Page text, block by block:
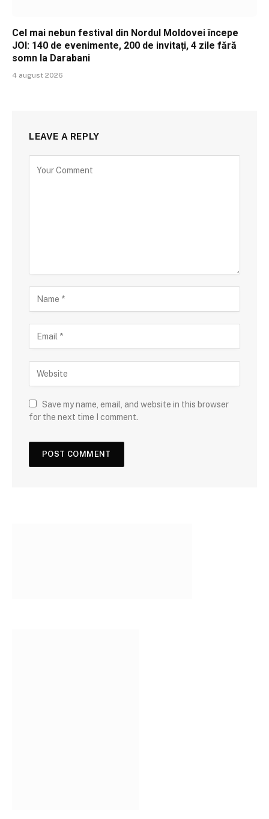
Cel mai nebun festival din Nordul Moldovei începe
JOI: 140 de evenimente, 200 de invitați, 4 zile fără
somn la Darabani
4 august 2026
LEAVE A REPLY
Save my name, email, and website in this browser
for the next time I comment.